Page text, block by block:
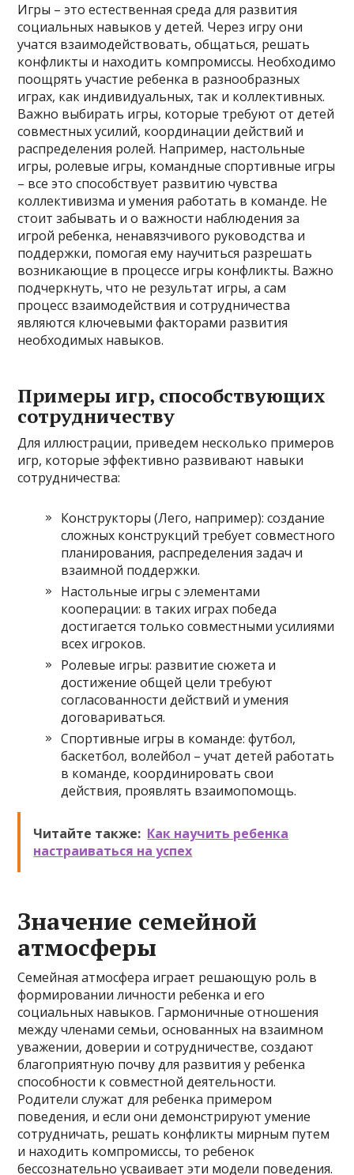
Игры – это естественная среда для развития
социальных навыков у детей. Через игру они
учатся взаимодействовать, общаться, решать
конфликты и находить компромиссы. Необходимо
поощрять участие ребенка в разнообразных
играх, как индивидуальных, так и коллективных.
Важно выбирать игры, которые требуют от детей
совместных усилий, координации действий и
распределения ролей. Например, настольные
игры, ролевые игры, командные спортивные игры
– все это способствует развитию чувства
коллективизма и умения работать в команде. Не
стоит забывать и о важности наблюдения за
игрой ребенка, ненавязчивого руководства и
поддержки, помогая ему научиться разрешать
возникающие в процессе игры конфликты. Важно
подчеркнуть, что не результат игры, а сам
процесс взаимодействия и сотрудничества
являются ключевыми факторами развития
необходимых навыков.
Примеры игр, способствующих
сотрудничеству
Для иллюстрации, приведем несколько примеров
игр, которые эффективно развивают навыки
сотрудничества:
Конструкторы (Лего, например): создание
сложных конструкций требует совместного
планирования, распределения задач и
взаимной поддержки.
Настольные игры с элементами
кооперации: в таких играх победа
достигается только совместными усилиями
всех игроков.
Ролевые игры: развитие сюжета и
достижение общей цели требуют
согласованности действий и умения
договариваться.
Спортивные игры в команде: футбол,
баскетбол, волейбол – учат детей работать
в команде, координировать свои
действия, проявлять взаимопомощь.
Читайте также: Как научить ребенка
настраиваться на успех
Значение семейной
атмосферы
Семейная атмосфера играет решающую роль в
формировании личности ребенка и его
социальных навыков. Гармоничные отношения
между членами семьи, основанных на взаимном
уважении, доверии и сотрудничестве, создают
благоприятную почву для развития у ребенка
способности к совместной деятельности.
Родители служат для ребенка примером
поведения, и если они демонстрируют умение
сотрудничать, решать конфликты мирным путем
и находить компромиссы, то ребенок
бессознательно усваивает эти модели поведения.